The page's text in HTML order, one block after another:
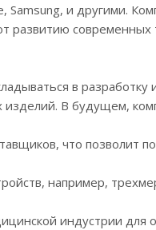
Samsung, и другими.
развитию современных
в
В будущем,
что позволит
например,
индустрии для